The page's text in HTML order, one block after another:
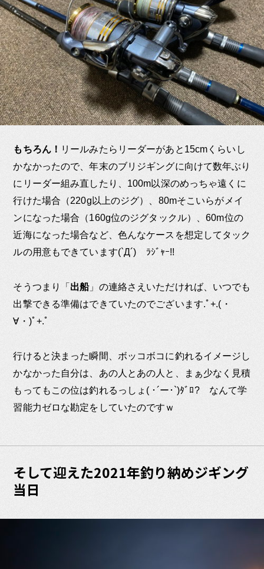
もちろん！ リールみたらリーダーがあと15cmくらいし
かなかったので、年末のブリジギングに向けて数年ぶり
にリーダー組み直したり、100m以深のめっちゃ遠くに
行けた場合（220g以上のジグ）、80mそこいらがメイ
ンになった場合（160g位のジグタックル）、60m位の
近海になった場合など、色んなケースを想定してタック
ルの用意もできています(`Д´)ゞﾗｼﾞｬｰ!!
そうつまり「 出船」の連絡さえいただければ、いつでも
出撃できる準備はできていたのでございます.ﾟ+.(・
∀・)ﾟ+.ﾟ
行けると決まった瞬間、ボッコボコに釣れるイメージし
かなかった自分は、あの人とあの人と、まぁ少なく見積
もってもこの位は釣れるっしょ( ･´ー･`)ﾀﾞﾛ? なんて学
習能力ゼロな勘定をしていたのですｗ
そして迎えた2021年釣り納めジギング
当日